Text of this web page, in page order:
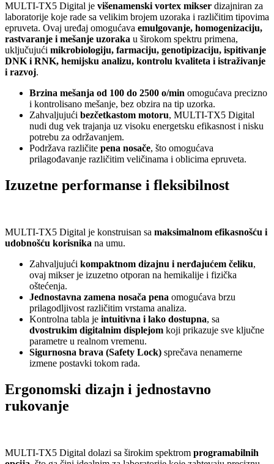
MULTI-TX5 Digital je višenamenski vortex mikser dizajniran za
laboratorije koje rade sa velikim brojem uzoraka i različitim tipovima
epruveta. Ovaj uređaj omogućava emulgovanje, homogenizaciju,
rastvaranje i mešanje uzoraka u širokom spektru primena,
uključujući mikrobiologiju, farmaciju, genotipizaciju, ispitivanje
DNK i RNK, hemijsku analizu, kontrolu kvaliteta i istraživanje
i razvoj.
Brzina mešanja od 100 do 2500 o/min omogućava precizno
i kontrolisano mešanje, bez obzira na tip uzorka.
Zahvaljujući bezčetkastom motoru, MULTI-TX5 Digital
nudi dug vek trajanja uz visoku energetsku efikasnost i nisku
potrebu za održavanjem.
Podržava različite pena nosače, što omogućava
prilagođavanje različitim veličinama i oblicima epruveta.
Izuzetne performanse i fleksibilnost
MULTI-TX5 Digital je konstruisan sa maksimalnom efikasnošću i
udobnošću korisnika na umu.
Zahvaljujući kompaktnom dizajnu i nerđajućem čeliku,
ovaj mikser je izuzetno otporan na hemikalije i fizička
oštećenja.
Jednostavna zamena nosača pena omogućava brzu
prilagodljivost različitim vrstama analiza.
Kontrolna tabla je intuitivna i lako dostupna, sa
dvostrukim digitalnim displejom koji prikazuje sve ključne
parametre u realnom vremenu.
Sigurnosna brava (Safety Lock) sprečava nenamerne
izmene postavki tokom rada.
Ergonomski dizajn i jednostavno
rukovanje
MULTI-TX5 Digital dolazi sa širokim spektrom programabilnih